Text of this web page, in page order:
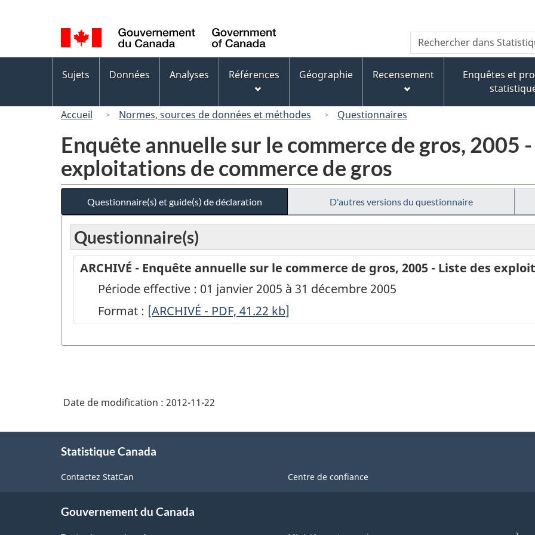
au
contenu
principal
« À
propos
de
ce
version
HTML
simplifiée
de
la
langue
Canada
Recherche
Rechercher
dans
Canada
des
Sujets Données Analyses Références Géographie Recensement
Enquêtes et
Accueil Normes, sources de données et méthodes Questionnaires
Enquête annuelle sur le commerce de gros, 2005
exploitations de commerce de gros
Questionnaire(s) et guide(s) de déclaration D'autres versions du questionnaire
Questionnaire(s)
ARCHIVÉ - Enquête annuelle sur le commerce de gros, 2005 - Liste des
Période effective : 01 janvier 2005 à 31 décembre 2005
Format : ARCHIVÉ
Enquête
le
commerce
de
-
[ARCHIVÉ - PDF, 41.22 kb]
Date de modification : 2012-11-22
Statistique Canada
Contactez StatCan Centre de confiance
Gouvernement du Canada